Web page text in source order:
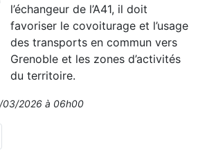
l’échangeur de l’A41, il doit
favoriser le covoiturage et l’usage
des transports en commun vers
Grenoble et les zones d’activités
du territoire.
03/2026 à 06h00